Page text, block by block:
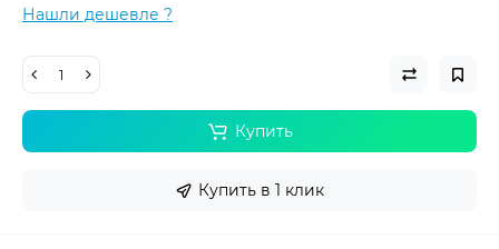
Нашли дешевле ?
Купить
Купить в 1 клик